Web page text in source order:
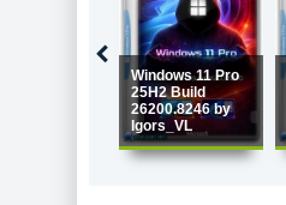
Windows 11 Pro
25H2 Build
26200.8246 by
Igors_VL